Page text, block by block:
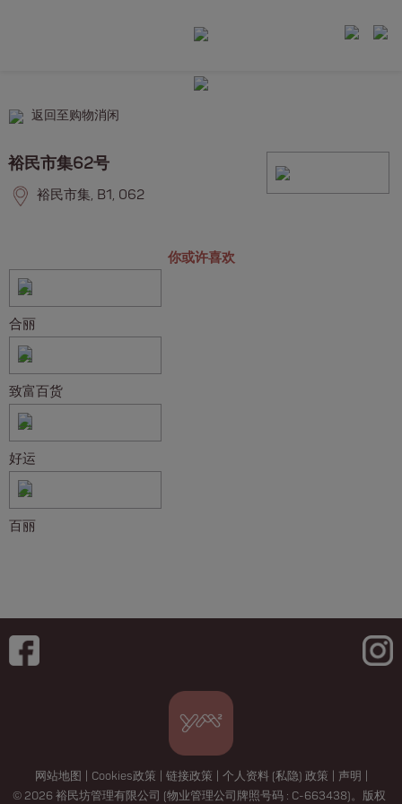
返回至购物消闲
裕民市集62号
裕民市集, B1, 062
你或许喜欢
合丽
致富百货
好运
百丽
网站地图 Cookies政策 链接政策 个人资料 (私隐) 政策 声明
© 2026 裕民坊管理有限公司 (物业管理公司牌照号码 : C-663438)。版权